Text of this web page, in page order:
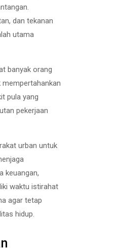
dan tekanan
utama
banyak orang
mempertahankan
pula yang
pekerjaan
urban untuk
keuangan,
waktu istirahat
agar tetap
hidup.